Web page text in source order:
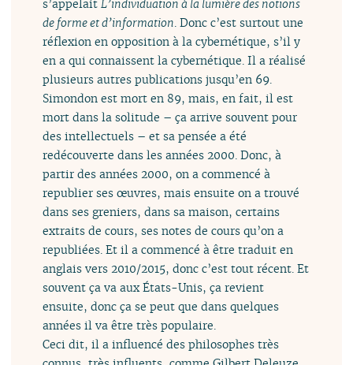
s’appelaitL’individuation à la lumière des notions
de forme et d’information. Donc c’est surtout une
réflexion en opposition à la cybernétique, s’il y
en a qui connaissent la cybernétique. Il a réalisé
plusieurs autres publications jusqu’en 69.
Simondon est mort en 89, mais, en fait, il est
mort dans la solitude – ça arrive souvent pour
des intellectuels – et sa pensée a été
redécouverte dans les années 2000. Donc, à
partir des années 2000, on a commencé à
republier ses œuvres, mais ensuite on a trouvé
dans ses greniers, dans sa maison, certains
extraits de cours, ses notes de cours qu’on a
republiées. Et il a commencé à être traduit en
anglais vers 2010/2015, donc c’est tout récent. Et
souvent ça va aux États-Unis, ça revient
ensuite, donc ça se peut que dans quelques
années il va être très populaire.
Ceci dit, il a influencé des philosophes très